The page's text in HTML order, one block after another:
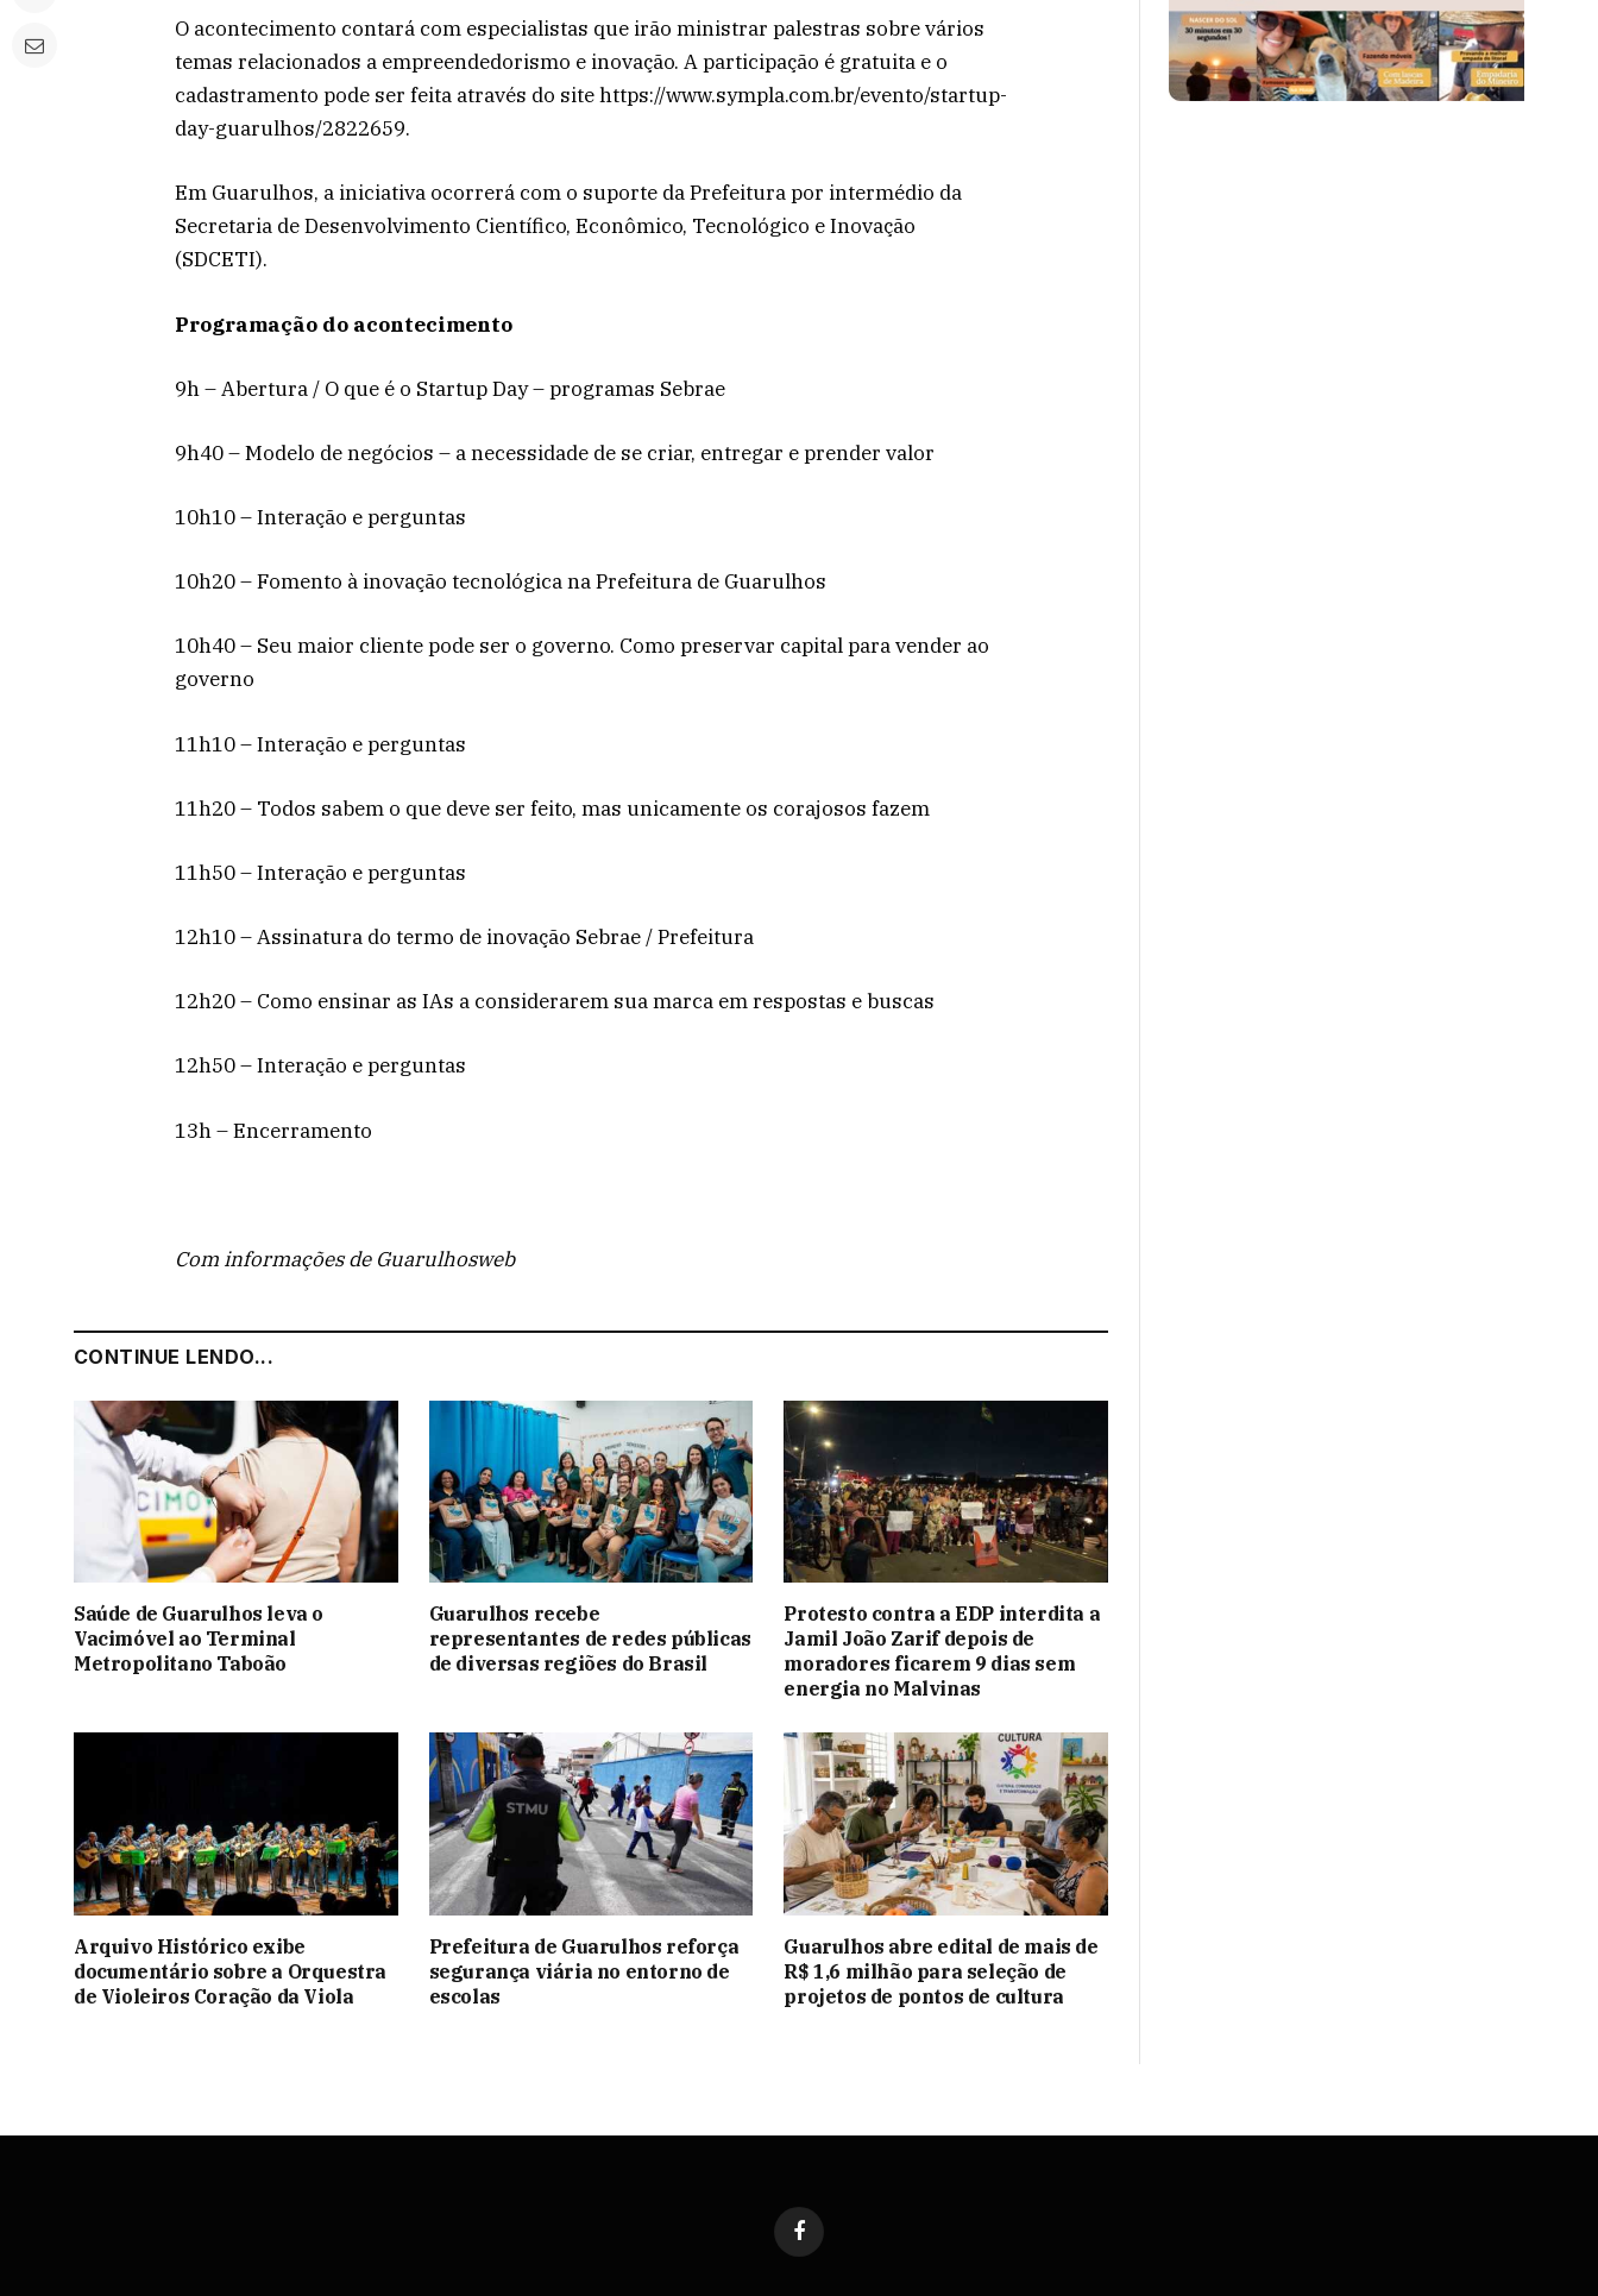
O acontecimento contará com especialistas que irão ministrar palestras sobre vários
temas relacionados a empreendedorismo e inovação. A participação é gratuita e o
cadastramento pode ser feita através do site https://www.sympla.com.br/evento/startup-
day-guarulhos/2822659.
Em Guarulhos, a iniciativa ocorrerá com o suporte da Prefeitura por intermédio da
Secretaria de Desenvolvimento Científico, Econômico, Tecnológico e Inovação
(SDCETI).
Programação do acontecimento
9h – Abertura / O que é o Startup Day – programas Sebrae
9h40 – Modelo de negócios – a necessidade de se criar, entregar e prender valor
10h10 – Interação e perguntas
10h20 – Fomento à inovação tecnológica na Prefeitura de Guarulhos
10h40 – Seu maior cliente pode ser o governo. Como preservar capital para vender ao
governo
11h10 – Interação e perguntas
11h20 – Todos sabem o que deve ser feito, mas unicamente os corajosos fazem
11h50 – Interação e perguntas
12h10 – Assinatura do termo de inovação Sebrae / Prefeitura
12h20 – Como ensinar as IAs a considerarem sua marca em respostas e buscas
12h50 – Interação e perguntas
13h – Encerramento
Com informações de Guarulhosweb
CONTINUE LENDO...
Saúde de Guarulhos leva o
Vacimóvel ao Terminal
Metropolitano Taboão
Guarulhos recebe
representantes de redes públicas
de diversas regiões do Brasil
Protesto contra a EDP interdita a
Jamil João Zarif depois de
moradores ficarem 9 dias sem
energia no Malvinas
Arquivo Histórico exibe
documentário sobre a Orquestra
de Violeiros Coração da Viola
Prefeitura de Guarulhos reforça
segurança viária no entorno de
escolas
Guarulhos abre edital de mais de
R$ 1,6 milhão para seleção de
projetos de pontos de cultura
Facebook